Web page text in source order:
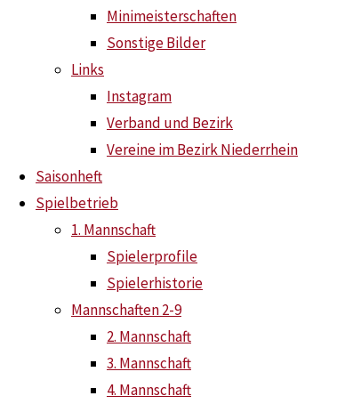
Minimeisterschaften
Sonstige Bilder
Links
Instagram
Verband und Bezirk
Vereine im Bezirk Niederrhein
Saisonheft
Spielbetrieb
1. Mannschaft
Spielerprofile
Spielerhistorie
Mannschaften 2-9
2. Mannschaft
3. Mannschaft
4. Mannschaft
Neuzugang 1. Herren zur Rückrunde: Jeet Chandra
Finale Dahoam!!!